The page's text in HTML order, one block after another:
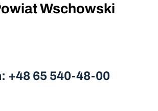
Wschowski
+48 65 540-48-00